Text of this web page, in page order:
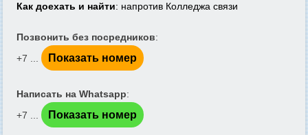
Как доехать и найти: напротив Колледжа связи
Позвонить без посредников:
+7 ...
Показать номер
Написать на Whatsapp:
+7 ...
Показать номер